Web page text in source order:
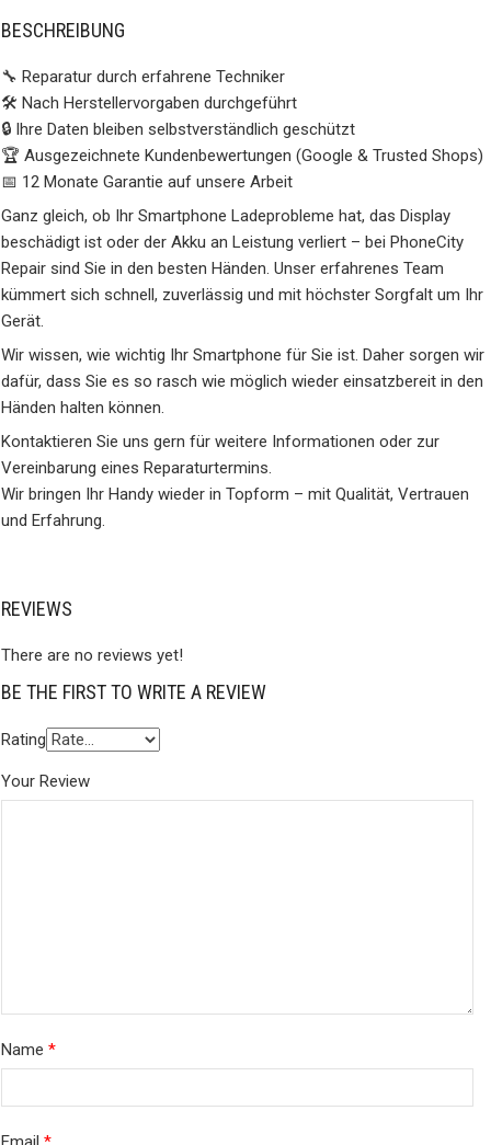
BESCHREIBUNG
🔧 Reparatur durch erfahrene Techniker
🛠️ Nach Herstellervorgaben durchgeführt
🔒 Ihre Daten bleiben selbstverständlich geschützt
🏆 Ausgezeichnete Kundenbewertungen (Google & Trusted Shops)
📅 12 Monate Garantie auf unsere Arbeit
Ganz gleich, ob Ihr Smartphone Ladeprobleme hat, das Display
beschädigt ist oder der Akku an Leistung verliert – bei PhoneCity
Repair sind Sie in den besten Händen. Unser erfahrenes Team
kümmert sich schnell, zuverlässig und mit höchster Sorgfalt um Ihr
Gerät.
Wir wissen, wie wichtig Ihr Smartphone für Sie ist. Daher sorgen wir
dafür, dass Sie es so rasch wie möglich wieder einsatzbereit in den
Händen halten können.
Kontaktieren Sie uns gern für weitere Informationen oder zur
Vereinbarung eines Reparaturtermins.
Wir bringen Ihr Handy wieder in Topform – mit Qualität, Vertrauen
und Erfahrung.
REVIEWS
There are no reviews yet!
BE THE FIRST TO WRITE A REVIEW
Rating
Your Review
Name *